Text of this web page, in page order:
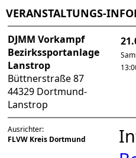
VERANSTALTUNGS-
DJMM Vorkampf
Bezirkssportanlage
Lanstrop
Büttnerstraße 87
44329 Dortmund-
Lanstrop
Ausrichter:
FLVW Kreis Dortmund